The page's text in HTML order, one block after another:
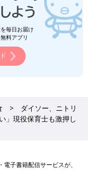
毎日お届け
料アプリ
ダイソー、ニトリ
」現役保育士も激押し
子書籍配信サービスが、